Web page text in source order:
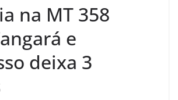
na MT 358
e
deixa 3